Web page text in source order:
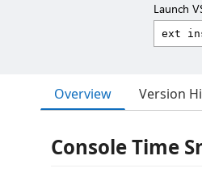
Launch
Overview Version
Console Time